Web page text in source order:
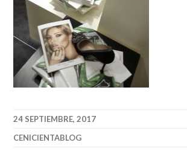
24 SEPTIEMBRE, 2017
CENICIENTABLOG